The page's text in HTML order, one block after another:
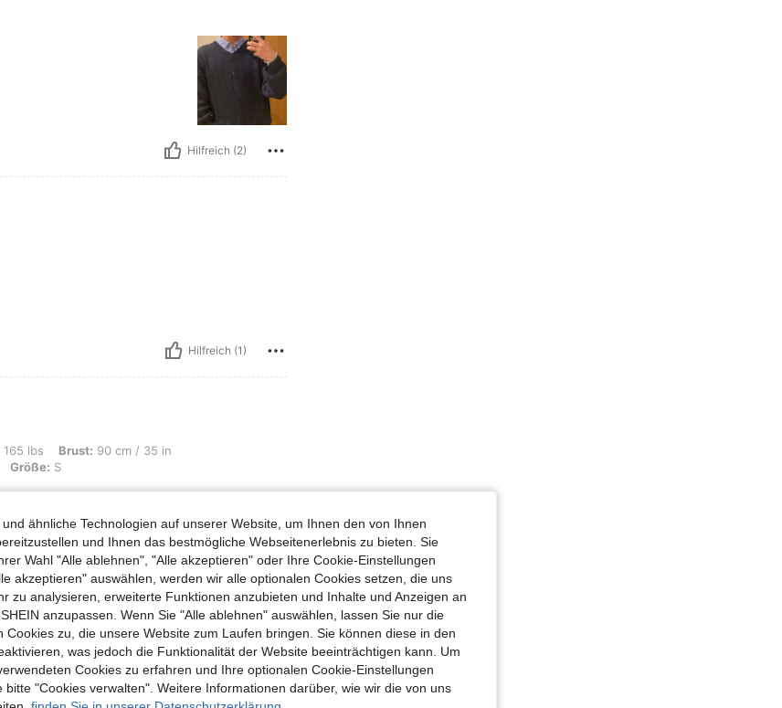
Hilfreich (2)
Hilfreich (1)
90 cm / 35 in, Taille: 86 cm / 34 in, Hüften: 100 cm / 39 in, Farbe: marineblau, Größe: S
lbs Brust: 90 cm / 35 in
Größe: S
Hilfreich (0)
ähnliche Technologien auf unserer Website, um Ihnen den von Ihnen
und Ihnen das bestmögliche Webseitenerlebnis zu bieten. Sie
Wahl "Alle ablehnen", "Alle akzeptieren" oder Ihre Cookie-Einstellungen
akzeptieren" auswählen, werden wir alle optionalen Cookies setzen, die uns
zu analysieren, erweiterte Funktionen anzubieten und Inhalte und Anzeigen an
anzupassen. Wenn Sie "Alle ablehnen" auswählen, lassen Sie nur die
Cookies zu, die unsere Website zum Laufen bringen. Sie können diese in den
was jedoch die Funktionalität der Website beeinträchtigen kann. Um
Cookies zu erfahren und Ihre optionalen Cookie-Einstellungen
bitte "Cookies verwalten". Weitere Informationen darüber, wie wir die von uns